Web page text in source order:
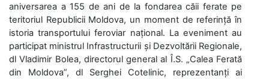
aniversarea a 155 de ani de la fondarea căii ferate pe
teritoriul Republicii Moldova, un moment de referință în
istoria transportului feroviar național. La eveniment au
participat ministrul Infrastructurii și Dezvoltării Regionale,
dl Vladimir Bolea, directorul general al Î.S. „Calea Ferată
din Moldova”, dl Serghei Cotelinic, reprezentanți ai